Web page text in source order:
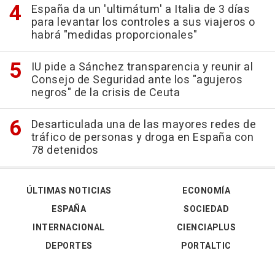
España da un 'ultimátum' a Italia de 3 días
para levantar los controles a sus viajeros o
habrá "medidas proporcionales"
IU pide a Sánchez transparencia y reunir al
Consejo de Seguridad ante los "agujeros
negros" de la crisis de Ceuta
Desarticulada una de las mayores redes de
tráfico de personas y droga en España con
78 detenidos
ÚLTIMAS NOTICIAS
ESPAÑA
INTERNACIONAL
DEPORTES
ECONOMÍA
SOCIEDAD
CIENCIAPLUS
PORTALTIC